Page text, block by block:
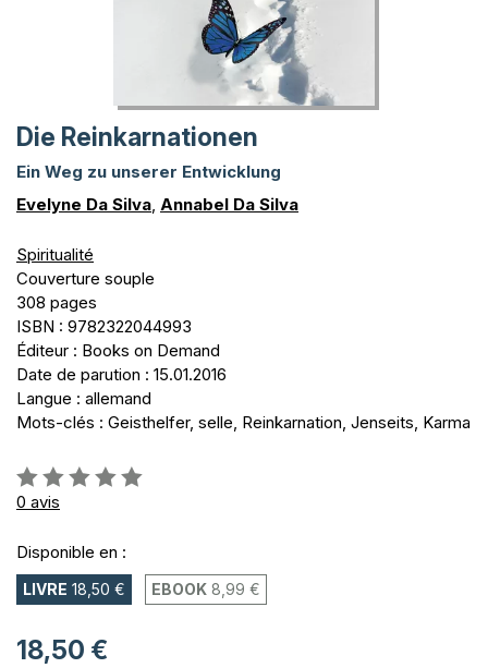
Die Reinkarnationen
Ein Weg zu unserer Entwicklung
Evelyne Da Silva, Annabel Da Silva
Spiritualité
Couverture souple
308 pages
ISBN : 9782322044993
Éditeur : Books on Demand
Date de parution : 15.01.2016
Langue : allemand
Mots-clés : Geisthelfer, selle, Reinkarnation, Jenseits, Karma
Évaluation:
0%
0 avis
Disponible en :
LIVRE 18,50 € EBOOK 8,99 €
18,50 €